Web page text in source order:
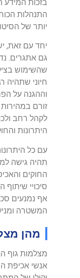
בזכות המידע
התנהלות
יותר של
יחד עם זאת,
גם אתגרים.
שהשימוש
חיוני שתהיה
וההגנה על
זורם
לקהל רחב
היתרונות
עם כל
תהיה גישה
החוקים
סיכויי שיתוף
אף נמנעים
המשטרה
מהן
מצלמות גוף
אנשי אכיפת